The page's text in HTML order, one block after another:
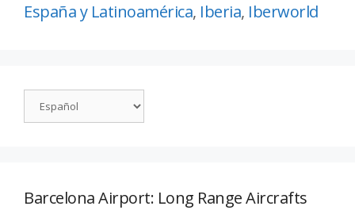
España y Latinoamérica, Iberia, Iberworld
Barcelona Airport: Long Range Aircrafts